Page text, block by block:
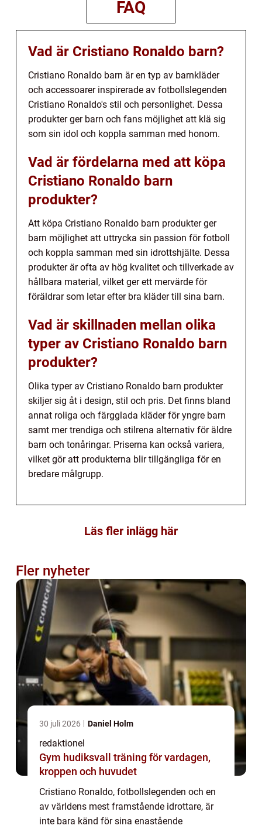
FAQ
Vad är Cristiano Ronaldo barn?
Cristiano Ronaldo barn är en typ av barnkläder
och accessoarer inspirerade av fotbollslegenden
Cristiano Ronaldo's stil och personlighet. Dessa
produkter ger barn och fans möjlighet att klä sig
som sin idol och koppla samman med honom.
Vad är fördelarna med att köpa
Cristiano Ronaldo barn
produkter?
Att köpa Cristiano Ronaldo barn produkter ger
barn möjlighet att uttrycka sin passion för fotboll
och koppla samman med sin idrottshjälte. Dessa
produkter är ofta av hög kvalitet och tillverkade av
hållbara material, vilket ger ett mervärde för
föräldrar som letar efter bra kläder till sina barn.
Vad är skillnaden mellan olika
typer av Cristiano Ronaldo barn
produkter?
Olika typer av Cristiano Ronaldo barn produkter
skiljer sig åt i design, stil och pris. Det finns bland
annat roliga och färgglada kläder för yngre barn
samt mer trendiga och stilrena alternativ för äldre
barn och tonåringar. Priserna kan också variera,
vilket gör att produkterna blir tillgängliga för en
bredare målgrupp.
Läs fler inlägg här
Fler nyheter
30 juli 2026 Daniel Holm
redaktionel
Gym hudiksvall träning för vardagen,
kroppen och huvudet
Cristiano Ronaldo, fotbollslegenden och en
av världens mest framstående idrottare, är
inte bara känd för sina enastående